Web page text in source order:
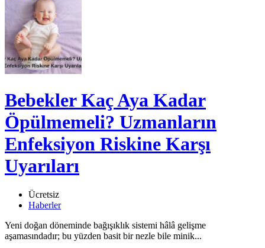
Bebekler Kaç Aya Kadar
Öpülmemeli? Uzmanların
Enfeksiyon Riskine Karşı
Uyarıları
Ücretsiz
Haberler
Yeni doğan döneminde bağışıklık sistemi hâlâ gelişme
aşamasındadır; bu yüzden basit bir nezle bile minik...